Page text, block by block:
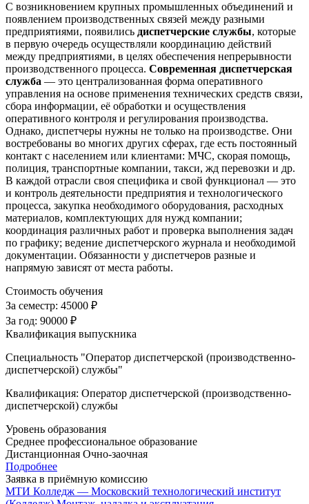
С возникновением крупных промышленных объединений и
появлением производственных связей между разными
предприятиями, появились диспетчерские службы, которые
в первую очередь осуществляли координацию действий
между предприятиями, в целях обеспечения непрерывности
производственного процесса. Современная диспетчерская
служба — это централизованная форма оперативного
управления на основе применения технических средств связи,
сбора информации, её обработки и осуществления
оперативного контроля и регулирования производства.
Однако, диспетчеры нужны не только на производстве. Они
востребованы во многих других сферах, где есть постоянный
контакт с населением или клиентами: МЧС, скорая помощь,
полиция, транспортные компании, такси, жд перевозки и др.
В каждой отрасли своя специфика и свой функционал — это
и контроль деятельности предприятия и технологического
процесса, закупка необходимого оборудования, расходных
материалов, комплектующих для нужд компании;
координация различных работ и проверка выполнения задач
по графику; ведение диспетчерского журнала и необходимой
документации. Обязанности у диспетчеров разные и
напрямую зависят от места работы.
Стоимость обучения
За семестр: 45000 ₽
За год: 90000 ₽
Квалификация выпускника
Специальность "Оператор диспетчерской (производственно-
диспетчерской) службы"
Квалификация: Оператор диспетчерской (производственно-
диспетчерской) службы
Уровень образования
Среднее профессиональное образование
Дистанционная Очно-заочная
Подробнее
Заявка в приёмную комиссию
МТИ Колледж — Московский технологический институт